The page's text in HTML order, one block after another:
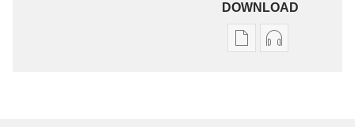
DOWNLOAD
OpsiyonOpsiyon